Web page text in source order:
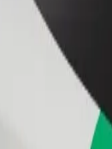
Dodaj
Dosegni
zaradu